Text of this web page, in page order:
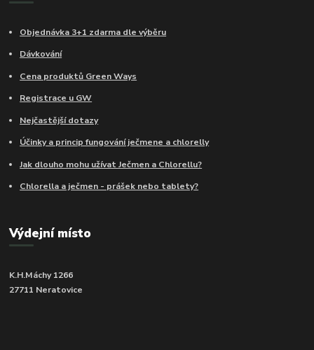
Objednávka 3+1 zdarma dle výběru
Dávkování
Cena produktů Green Ways
Registrace u GW
Nejčastější dotazy
Účinky a princip fungování ječmene a chlorelly
Jak dlouho mohu užívat Ječmen a Chlorellu?
Chlorella a ječmen - prášek nebo tablety?
Výdejní místo
K.H.Máchy 1266
27711 Neratovice